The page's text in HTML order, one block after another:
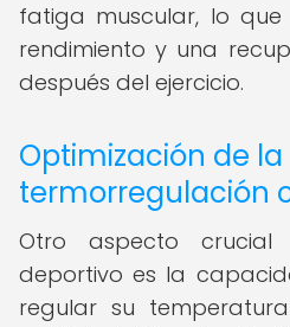
fatiga muscular, lo
rendimiento y una
después del ejercicio.
Optimización de la
termorregulación
Otro aspecto crucial
deportivo es la
regular su